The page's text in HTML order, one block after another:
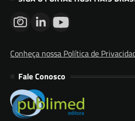
Conheça nossa Política de
Fale Conosco